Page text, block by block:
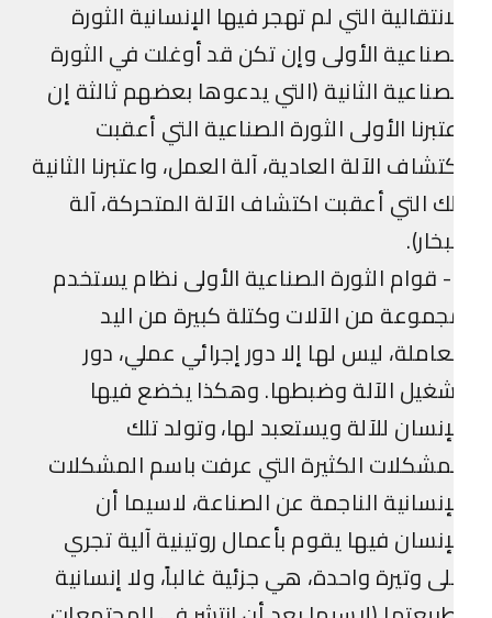
التي لم تهجر فيها الإنسانية الثورة
الأولى وإن تكن قد أوغلت في الثورة
الثانية (التي يدعوها بعضهم ثالثة إن
الأولى الثورة الصناعية التي أعقبت
الآلة العادية، آلة العمل، واعتبرنا الثانية
التي أعقبت اكتشاف الآلة المتحركة، آلة
3- قوام الثورة الصناعية الأولى نظام يستخدم
من الآلات وكتلة كبيرة من اليد
ليس لها إلا دور إجرائي عملي، دور
الآلة وضبطها. وهكذا يخضع فيها
للآلة ويستعبد لها، وتولد تلك
الكثيرة التي عرفت باسم المشكلات
الناجمة عن الصناعة، لاسيما أن
فيها يقوم بأعمال روتينية آلية تجري
وتيرة واحدة، هي جزئية غالباً، ولا إنسانية